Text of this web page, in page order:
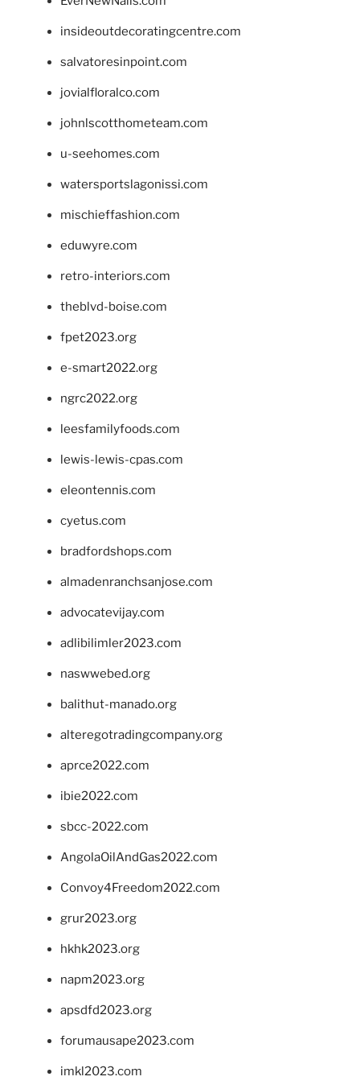
insideoutdecoratingcentre.com
salvatoresinpoint.com
jovialfloralco.com
johnlscotthometeam.com
u-seehomes.com
watersportslagonissi.com
mischieffashion.com
eduwyre.com
retro-interiors.com
theblvd-boise.com
fpet2023.org
e-smart2022.org
ngrc2022.org
leesfamilyfoods.com
lewis-lewis-cpas.com
eleontennis.com
cyetus.com
bradfordshops.com
almadenranchsanjose.com
advocatevijay.com
adlibilimler2023.com
naswwebed.org
balithut-manado.org
alteregotradingcompany.org
aprce2022.com
ibie2022.com
sbcc-2022.com
AngolaOilAndGas2022.com
Convoy4Freedom2022.com
grur2023.org
hkhk2023.org
napm2023.org
apsdfd2023.org
forumausape2023.com
imkl2023.com